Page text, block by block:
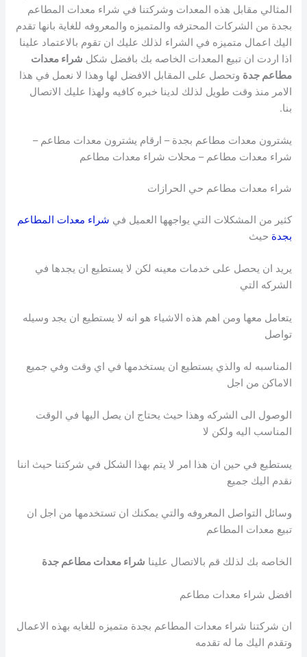
المثالي مقابل هذه المعدات وشركتنا في شراء معدات المطاعم
بجدة من الشركات المحترفه والمتميزه والمعروفه للغاية بانها تقدم
اليك اعمال متميزه في الشراء لذلك عليك ان تقوم بالاعتماد علينا
اذا اردت ان تبيع المعدات الخاصه بك بافضل شكل شراء معدات
مطاعم جدة وتحصل على المقابل الافضل لها وهذا لا نعمل في هذا
الامر منذ وقت طويل لذلك لدينا خبره كافيه ولهذا عليك الاتصال
بنا.
يشترون معدات مطاعم بجدة – ارقام يشترون معدات مطاعم –
شراء معدات مطاعم – محلات شراء معدات مطاعم
شراء معدات مطاعم حي الحرازات
كثير من المشكلات التي يواجهها العميل في شراء معدات المطاعم
بجدة حيث
يريد ان يحصل على خدمات معينه لكن لا يستطيع ان يجدها في
الشركه التي
يتعامل معها ومن اهم هذه الاشياء هو انه لا يستطيع ان يجد وسيله
تواصل
المناسبه له والذي يستطيع ان يستخدمها في اي وقت وفي جميع
الاماكن من اجل
الوصول الى الشركه وهذا حيث يحتاج ان يصل اليها في الوقت
المناسب اليه ولكن لا
يستطيع في حين ان هذا امر لا يتم بهذا الشكل في شركتنا حيث اننا
نقدم اليك جميع
وسائل التواصل المعروفه والتي يمكنك ان تستخدمها من اجل ان
تبيع معدات المطاعم
الخاصه بك لذلك قم بالاتصال علينا شراء معدات مطاعم جدة
افضل شراء معدات مطاعم
ان شركتنا شراء معدات المطاعم بجدة متميزه للغايه بهذه الاعمال
وتقدم اليك ما له تقدمه